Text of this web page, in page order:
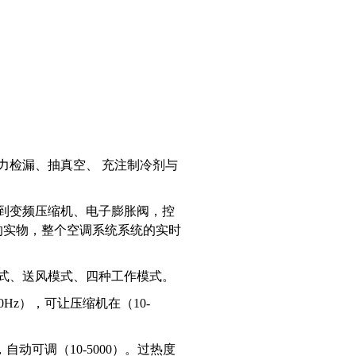
检漏、抽真空、 充注制冷剂与
变频压缩机、电子膨胀阀，控
物，整个空调系统系统的实时
送风模式、四种工作模式。
），可让压缩机在（10-
动可调（10-5000）。过热度